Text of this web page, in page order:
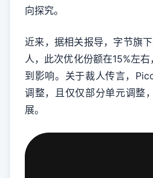
向探究。
近来，据相关报导，字节旗
人，此次优化份额在15%左
到影响。关于裁人传言，
调整，且仅仅部分单元调整
展。